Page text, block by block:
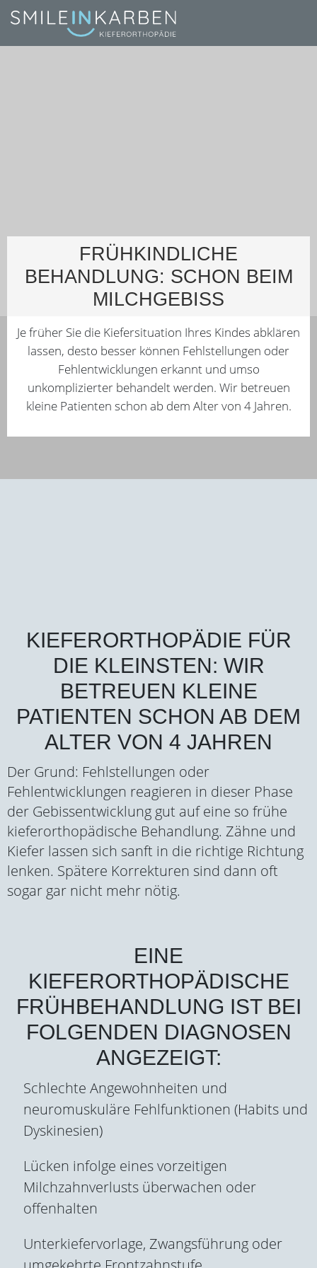
FRÜHKINDLICHE
BEHANDLUNG: SCHON BEIM
MILCHGEBISS
Je früher Sie die Kiefersituation Ihres Kindes abklären
lassen, desto besser können Fehlstellungen oder
Fehlentwicklungen erkannt und umso
unkomplizierter behandelt werden. Wir betreuen
kleine Patienten schon ab dem Alter von 4 Jahren.
KIEFERORTHOPÄDIE FÜR
DIE KLEINSTEN: WIR
BETREUEN KLEINE
PATIENTEN SCHON AB DEM
ALTER VON 4 JAHREN
Der Grund: Fehlstellungen oder
Fehlentwicklungen reagieren in dieser Phase
der Gebissentwicklung gut auf eine so frühe
kieferorthopädische Behandlung. Zähne und
Kiefer lassen sich sanft in die richtige Richtung
lenken. Spätere Korrekturen sind dann oft
sogar gar nicht mehr nötig.
EINE
KIEFERORTHOPÄDISCHE
FRÜHBEHANDLUNG IST BEI
FOLGENDEN DIAGNOSEN
ANGEZEIGT:
Schlechte Angewohnheiten und
neuromuskuläre Fehlfunktionen (Habits und
Dyskinesien)
Lücken infolge eines vorzeitigen
Milchzahnverlusts überwachen oder
offenhalten
Unterkiefervorlage, Zwangsführung oder